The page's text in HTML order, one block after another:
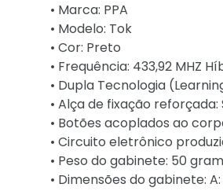
• Marca: PPA
• Modelo: Tok
• Cor: Preto
• Frequência: 433,92 MHZ
• Dupla Tecnologia
• Alça de fixação reforçada:
• Botões acoplados ao
• Circuito eletrônico
• Peso do gabinete: 50
• Dimensões do gabinete: